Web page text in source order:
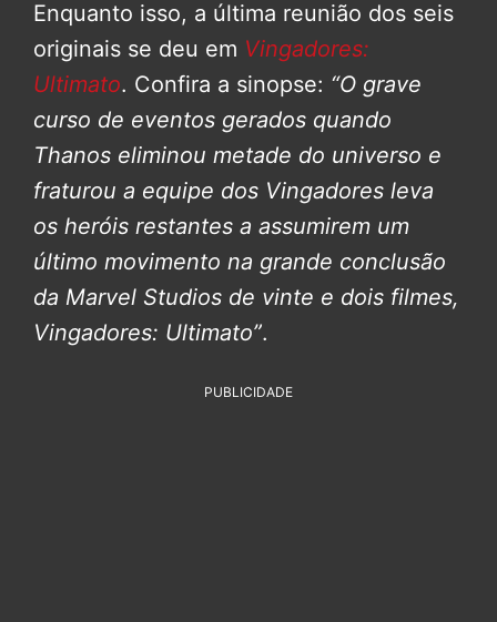
Enquanto isso, a última reunião dos seis
originais se deu em Vingadores:
Ultimato. Confira a sinopse: “O grave
curso de eventos gerados quando
Thanos eliminou metade do universo e
fraturou a equipe dos Vingadores leva
os heróis restantes a assumirem um
último movimento na grande conclusão
da Marvel Studios de vinte e dois filmes,
Vingadores: Ultimato”.
PUBLICIDADE